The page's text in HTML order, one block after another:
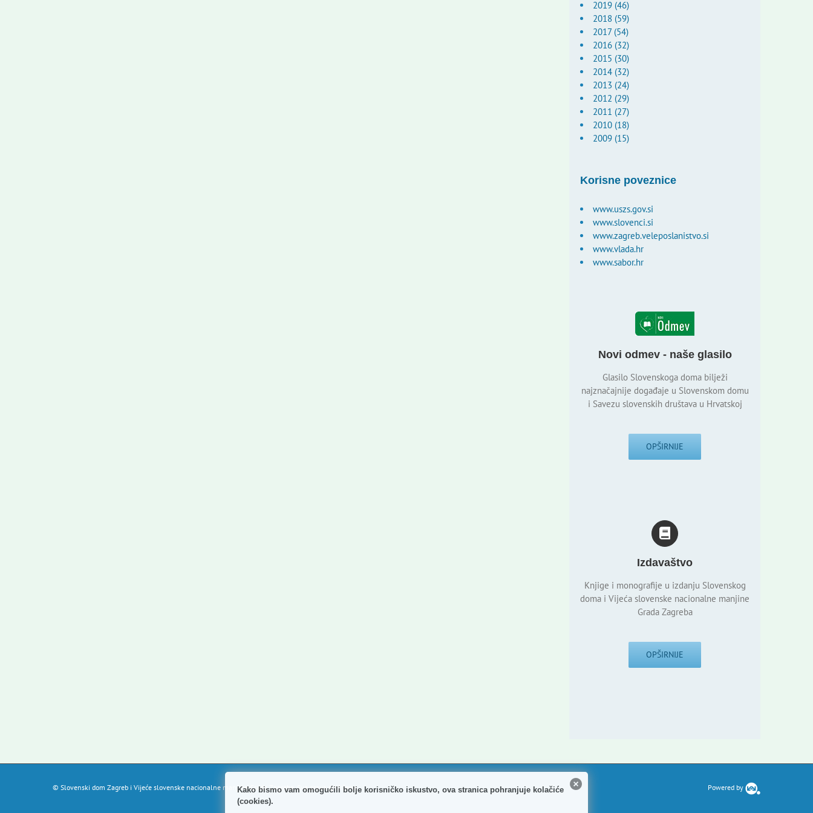
2019 (46)
2018 (59)
2017 (54)
2016 (32)
2015 (30)
2014 (32)
2013 (24)
2012 (29)
2011 (27)
2010 (18)
2009 (15)
Korisne poveznice
www.uszs.gov.si
www.slovenci.si
www.zagreb.veleposlanistvo.si
www.vlada.hr
www.sabor.hr
Novi odmev - naše glasilo
Glasilo Slovenskoga doma bilježi
najznačajnije događaje u Slovenskom domu
i Savezu slovenskih društava u Hrvatskoj
OPŠIRNIJE
Izdavaštvo
Knjige i monografije u izdanju Slovenskog
doma i Vijeća slovenske nacionalne manjine
Grada Zagreba
OPŠIRNIJE
© Slovenski dom Zagreb i Vijeće slovenske nacionalne manjine Grada Zagreba. Sva prava pridržana. Powered by
Kako bismo vam omogućili bolje korisničko iskustvo, ova stranica pohranjuje kolačiće
(cookies).